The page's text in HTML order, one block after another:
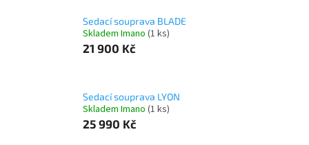
Sedací souprava BLADE
Skladem Imano (1 ks)
21 900 Kč
Sedací souprava LYON
Skladem Imano (1 ks)
25 990 Kč